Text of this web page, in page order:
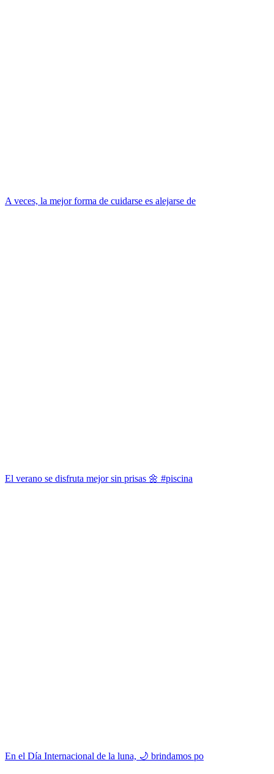
A veces, la mejor forma de cuidarse es alejarse de
El verano se disfruta mejor sin prisas 🌼 #piscina
En el Día Internacional de la luna, 🌙 brindamos po